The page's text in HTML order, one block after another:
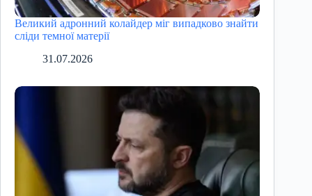
Великий адронний колайдер міг випадково знайти
сліди темної матерії
31.07.2026